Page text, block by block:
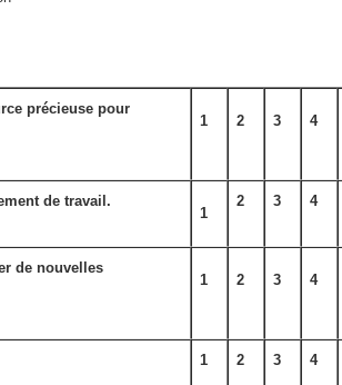
précieuse pour
1 2 3 4
de travail.
1
2 3 4
de nouvelles
1 2 3 4
1 2 3 4